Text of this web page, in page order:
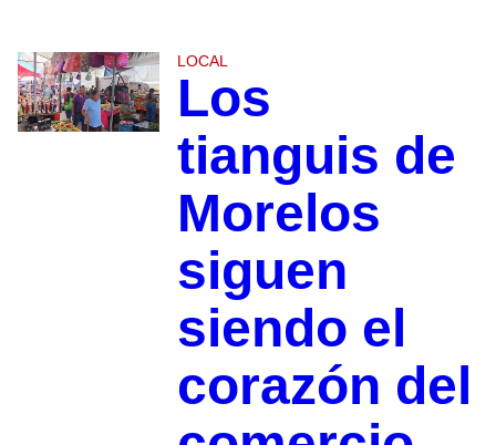
LOCAL
Los
tianguis de
Morelos
siguen
siendo el
corazón del